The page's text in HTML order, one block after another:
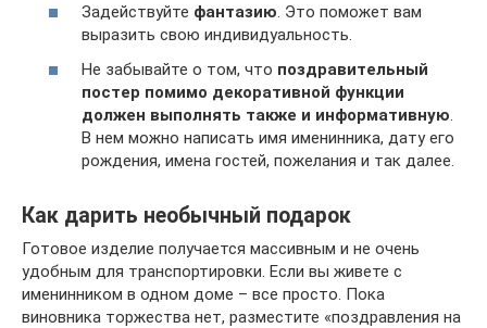
Задействуйте фантазию. Это поможет вам
выразить свою индивидуальность.
Не забывайте о том, что поздравительный
постер помимо декоративной функции
должен выполнять также и информативную.
В нем можно написать имя именинника, дату его
рождения, имена гостей, пожелания и так далее.
Как дарить необычный подарок
Готовое изделие получается массивным и не очень
удобным для транспортировки. Если вы живете с
именинником в одном доме – все просто. Пока
виновника торжества нет, разместите «поздравления на